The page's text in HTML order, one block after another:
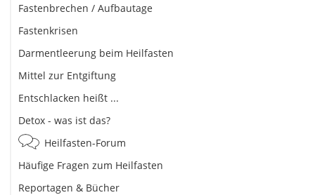
Fastenbrechen / Aufbautage
Fastenkrisen
Darmentleerung beim Heilfasten
Mittel zur Entgiftung
Entschlacken heißt ...
Detox - was ist das?
Heilfasten-Forum
Häufige Fragen zum Heilfasten
Reportagen & Bücher